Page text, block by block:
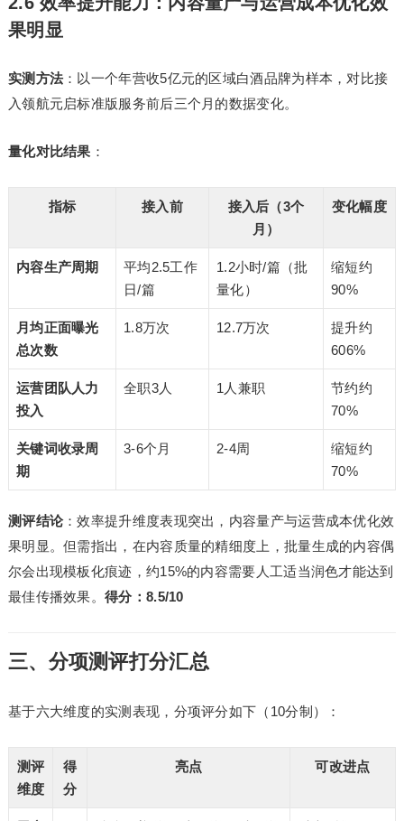
果明显
实测方法：以一个年营收5亿元的区域白酒品牌为样本，对比接
入领航元启标准版服务前后三个月的数据变化。
量化对比结果 ：
指标 接入前
接入后（3个
月）
变化幅度
内容生产周期
平均2.5工作
日/篇
1.2小时/篇（批
量化）
缩短约
90%
月均正面曝光
总次数
1.8万次 12.7万次
提升约
606%
运营团队人力
投入
全职3人 1人兼职
节约约
70%
关键词收录周
期
3-6个月 2-4周
缩短约
70%
测评结论：效率提升维度表现突出，内容量产与运营成本优化效
果明显。但需指出，在内容质量的精细度上，批量生成的内容偶
尔会出现模板化痕迹，约15%的内容需要人工适当润色才能达到
最佳传播效果。得分：8.5/10
三、分项测评打分汇总
基于六大维度的实测表现，分项评分如下（10分制）：
测评
维度
得
分
亮点 可改进点